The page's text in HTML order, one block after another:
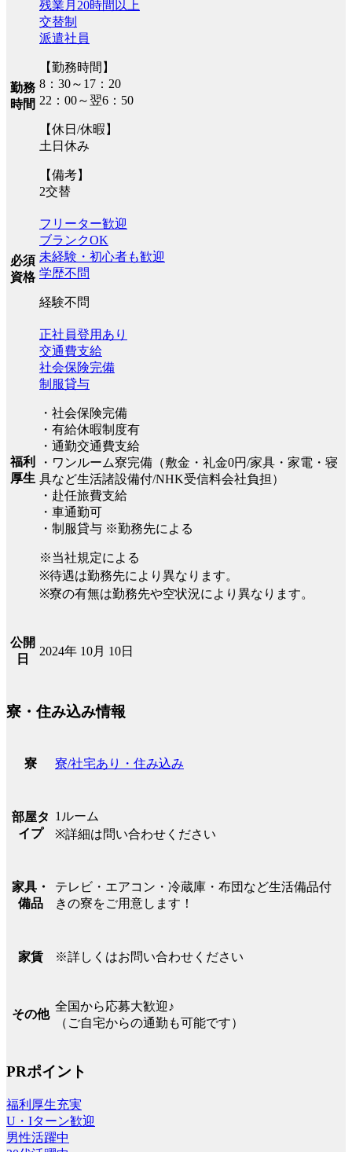
勤務
時間
残業月20時間以上
交替制
派遣社員
【勤務時間】
8：30～17：20
22：00～翌6：50
【休日/休暇】
土日休み
【備考】
2交替
必須
資格
フリーター歓迎
ブランクOK
未経験・初心者も歓迎
学歴不問
経験不問
福利
厚生
正社員登用あり
交通費支給
社会保険完備
制服貸与
・社会保険完備
・有給休暇制度有
・通勤交通費支給
・ワンルーム寮完備（敷金・礼金0円/家具・家電・寝
具など生活諸設備付/NHK受信料会社負担）
・赴任旅費支給
・車通勤可
・制服貸与 ※勤務先による
※当社規定による
※待遇は勤務先により異なります。
※寮の有無は勤務先や空状況により異なります。
公開
日
2024年 10月 10日
寮・住み込み情報
寮 寮/社宅あり・住み込み
部屋タ
イプ
1ルーム
※詳細は問い合わせください
家具・
備品
テレビ・エアコン・冷蔵庫・布団など生活備品付
きの寮をご用意します！
家賃 ※詳しくはお問い合わせください
その他
全国から応募大歓迎♪
（ご自宅からの通勤も可能です）
PRポイント
福利厚生充実
U・Iターン歓迎
男性活躍中